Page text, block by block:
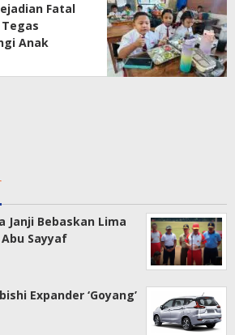
Fatal
Tegas
Anak
Janji Bebaskan Lima
Sayyaf
Expander ‘Goyang’